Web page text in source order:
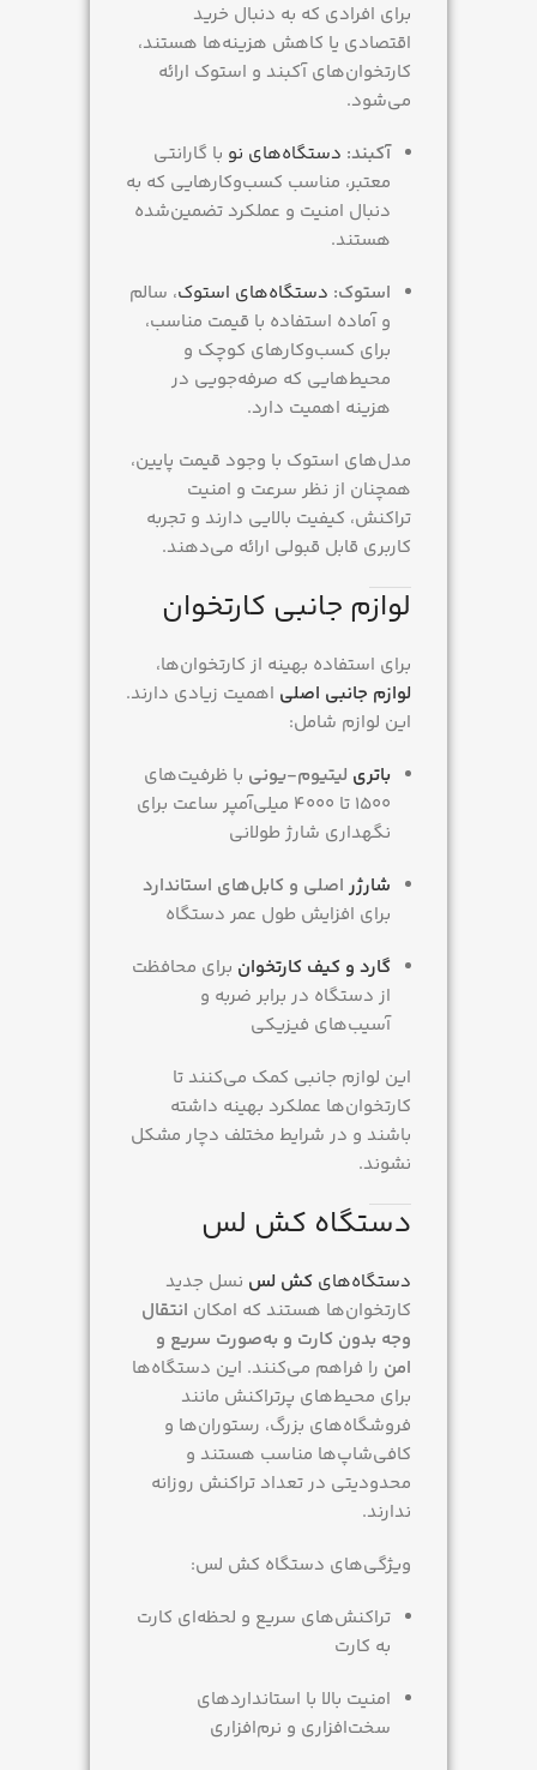
برای افرادی که به دنبال خرید
اقتصادی یا کاهش هزینه‌ها هستند،
کارتخوان‌های آکبند و استوک ارائه
می‌شود.
آکبند: دستگاه‌های نو با گارانتی
معتبر، مناسب کسب‌وکارهایی که به
دنبال امنیت و عملکرد تضمین‌شده
هستند.
استوک: دستگاه‌های استوک، سالم
و آماده استفاده با قیمت مناسب،
برای کسب‌وکارهای کوچک و
محیط‌هایی که صرفه‌جویی در
هزینه اهمیت دارد.
مدل‌های استوک با وجود قیمت پایین،
همچنان از نظر سرعت و امنیت
تراکنش، کیفیت بالایی دارند و تجربه
کاربری قابل قبولی ارائه می‌دهند.
لوازم جانبی کارتخوان
برای استفاده بهینه از کارتخوان‌ها،
لوازم جانبی اصلی اهمیت زیادی دارند.
این لوازم شامل:
باتری لیتیوم-یونی با ظرفیت‌های
۱۵۰۰ تا ۴۰۰۰ میلی‌آمپر ساعت برای
نگهداری شارژ طولانی
شارژر اصلی و کابل‌های استاندارد
برای افزایش طول عمر دستگاه
گارد و کیف کارتخوان برای محافظت
از دستگاه در برابر ضربه و
آسیب‌های فیزیکی
این لوازم جانبی کمک می‌کنند تا
کارتخوان‌ها عملکرد بهینه داشته
باشند و در شرایط مختلف دچار مشکل
نشوند.
دستگاه کش لس
دستگاه‌های کش لس نسل جدید
کارتخوان‌ها هستند که امکان انتقال
وجه بدون کارت و به‌صورت سریع و
امن را فراهم می‌کنند. این دستگاه‌ها
برای محیط‌های پرتراکنش مانند
فروشگاه‌های بزرگ، رستوران‌ها و
کافی‌شاپ‌ها مناسب هستند و
محدودیتی در تعداد تراکنش روزانه
ندارند.
ویژگی‌های دستگاه کش لس:
تراکنش‌های سریع و لحظه‌ای کارت
به کارت
امنیت بالا با استانداردهای
سخت‌افزاری و نرم‌افزاری